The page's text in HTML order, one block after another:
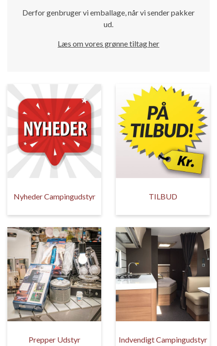
Derfor genbruger vi emballage, når vi sender pakker
ud.
Læs om vores grønne tiltag her
Nyheder Campingudstyr TILBUD
Prepper Udstyr Indvendigt Campingudstyr